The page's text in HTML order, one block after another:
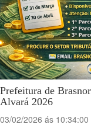
Prefeitura de
Alvará 2026
03/02/2026 ás 10:34:00